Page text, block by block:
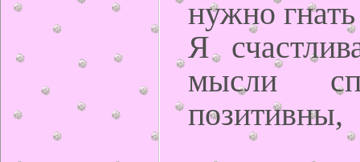
нужно
Я
мысли
позитивны,